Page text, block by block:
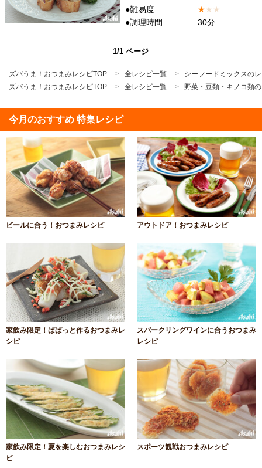
●難易度
★★ ★
●調理時間
30分
1/1 ページ
ズバうま！おつまみレシピTOP 全レシピ一覧
シーフードミックスの
ズバうま！おつまみレシピTOP
全レシピ一覧 野菜・豆類・キノコ類
今月のおすすめ 特集レシピ
ビールに合う！おつまみレシピ アウトドア！おつまみレシピ
家飲み限定！ぱぱっと作るおつまみレ
シピ
スパークリングワインに合うおつまみ
レシピ
家飲み限定！夏を楽しむおつまみレシ
ピ
スポーツ観戦おつまみレシピ